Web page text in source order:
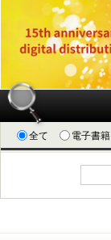
全て 電子書籍